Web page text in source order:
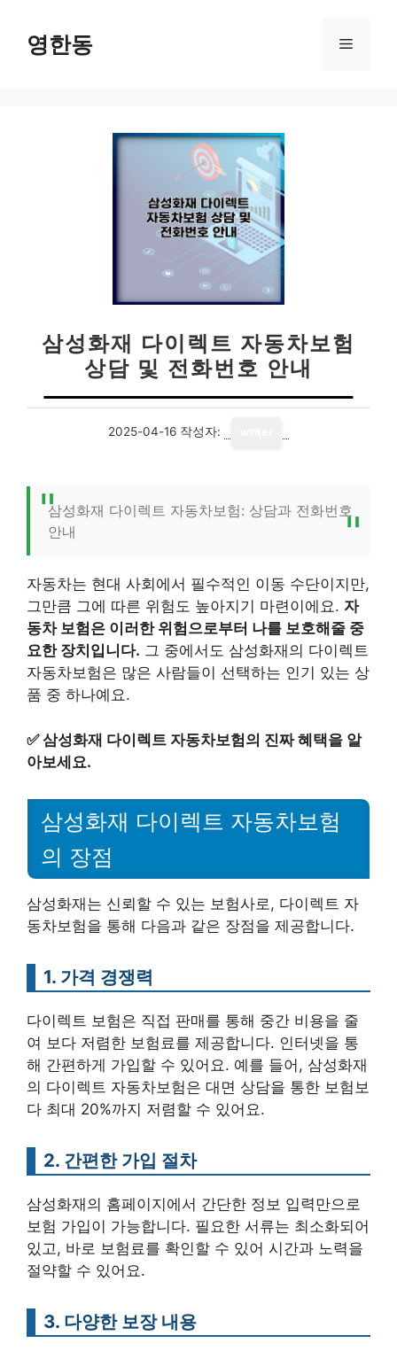
영한동 메
삼성화재 다이렉트 자동차보험
상담 및 전화번호 안내
2025-04-16 작성자:
삼성화재 다이렉트 자동차보험: 상담과 전화번호
안내
자동차는 현대 사회에서 필수적인 이동 수단이지만,
그만큼 그에 따른 위험도 높아지기 마련이에요. 자
동차 보험은 이러한 위험으로부터 나를 보호해줄 중
요한 장치입니다. 그 중에서도 삼성화재의 다이렉트
자동차보험은 많은 사람들이 선택하는 인기 있는 상
품 중 하나예요.
✅삼성화재 다이렉트 자동차보험의 진짜 혜택을 알
아보세요.
삼성화재 다이렉트 자동차보험
의 장점
삼성화재는 신뢰할 수 있는 보험사로, 다이렉트 자
동차보험을 통해 다음과 같은 장점을 제공합니다.
1. 가격 경쟁력
다이렉트 보험은 직접 판매를 통해 중간 비용을 줄
여 보다 저렴한 보험료를 제공합니다. 인터넷을 통
해 간편하게 가입할 수 있어요. 예를 들어, 삼성화재
의 다이렉트 자동차보험은 대면 상담을 통한 보험보
다 최대 20%까지 저렴할 수 있어요.
2. 간편한 가입 절차
삼성화재의 홈페이지에서 간단한 정보 입력만으로
보험 가입이 가능합니다. 필요한 서류는 최소화되어
있고, 바로 보험료를 확인할 수 있어 시간과 노력을
절약할 수 있어요.
3. 다양한 보장 내용